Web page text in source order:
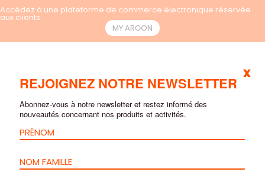
Accédez à une plateforme de commerce électronique réservée
aux clients.
MY.ARGON
REJOIGNEZ NOTRE NEWSLETTER
Abonnez-vous à notre newsletter et restez informé des
nouveautés concernant nos produits et activités.
x